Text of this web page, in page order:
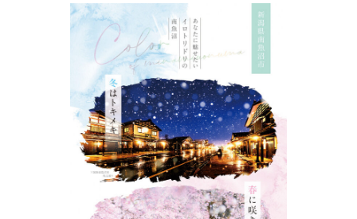
学圏は新潟市近郊はもとより関東圏にまで拡大し、企
業の進出だけでなく、国際大学、北里大学保健衛生専
門学院などが立地されています。
地域ブランドとして全国的に高い評価を受けている南
魚沼産コシヒカリを中心とした農業の振興、新たな起
業への支援と優良企業の誘致をさらに進め、若者が定
住し安心して働けるまちづくりを行っています。